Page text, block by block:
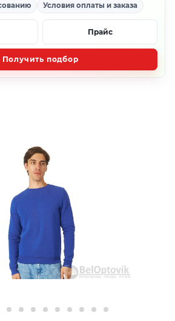
Условия оплаты и заказа
Прайс
Получить подбор